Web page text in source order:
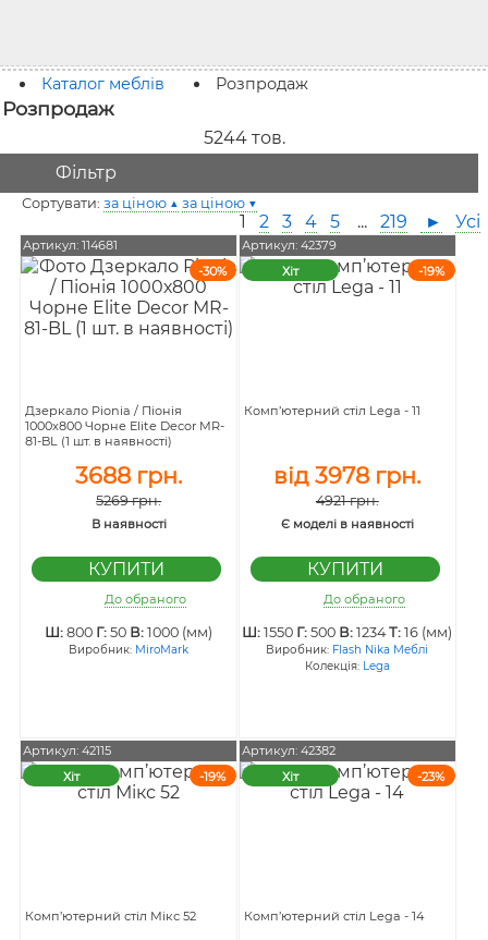
Каталог меблів Розпродаж
Розпродаж
5244 тов.
Фільтр
Сортувати: за ціною ▲ за ціною ▼
12 3 4 5 ...219 ► Усі
Артикул: 114681
-30%
Дзеркало Pionia / Піонія
1000х800 Чорне Elite Decor MR-
81-BL (1 шт. в наявності)
3688 грн.
5269 грн.
В наявності
До обраного
Ш:800 Г:50 В:1000 (мм)
Виробник: MiroMark
Артикул: 42379
-19%
Хіт
Комп’ютерний стіл Lega - 11
від 3978 грн.
4921 грн.
Є моделі в наявності
До обраного
Ш:1550 Г:500 В:1234Т:16 (мм)
Виробник: Flash Nika Меблі
Колекція: Lega
Артикул: 42115
-19%
Хіт
Комп’ютерний стіл Мікс 52
Артикул: 42382
-23%
Хіт
Комп’ютерний стіл Lega - 14